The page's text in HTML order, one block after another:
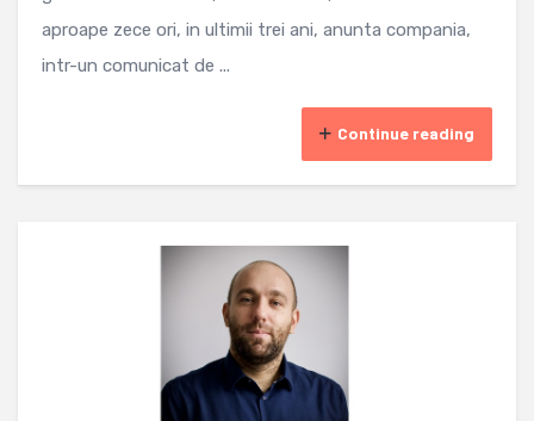
aproape zece ori, in ultimii trei ani, anunta compania,
intr-un comunicat de ...
Continue reading